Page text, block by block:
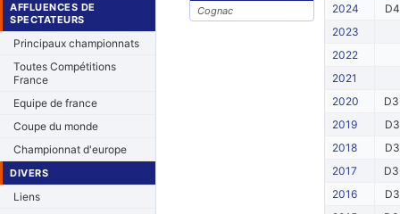
AFFLUENCES DE
SPECTATEURS
Principaux championnats
Toutes Compétitions
France
Equipe de france
Coupe du monde
Championnat d'europe
DIVERS
Liens
Cognac 2024
2023
2022
2021
2020
2019
2018
2017
2016